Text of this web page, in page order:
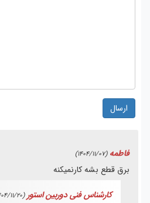
ارسال
فاطمه (1404/11/07)
برق قطع بشه کارنمیکنه
کارشناس فنی دوربین استور (1404/11/20)